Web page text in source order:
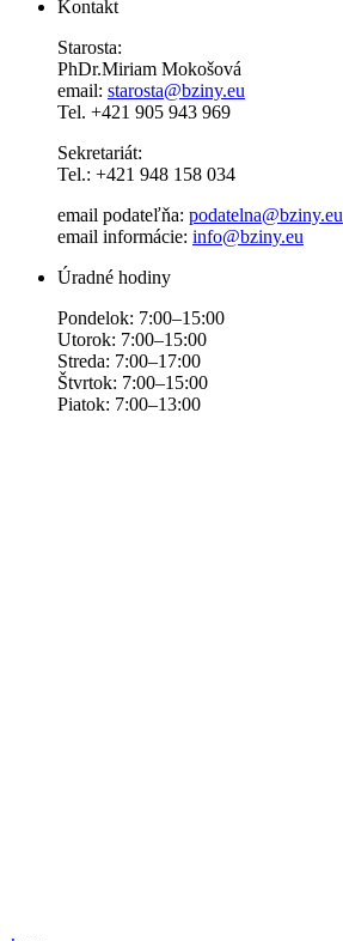
Kontakt
Starosta:
PhDr.Miriam Mokošová
email: starosta@bziny.eu
Tel. +421 905 943 969
Sekretariát:
Tel.: +421 948 158 034
email podateľňa: podatelna@bziny.eu
email informácie: info@bziny.eu
Úradné hodiny
Pondelok: 7:00–15:00
Utorok: 7:00–15:00
Streda: 7:00–17:00
Štvrtok: 7:00–15:00
Piatok: 7:00–13:00